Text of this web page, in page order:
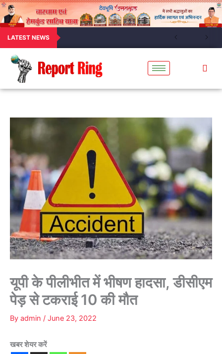
LATEST NEWS
यूपी के पीलीभीत में भीषण हादसा, डीसीएम
पेड़ से टकराई 10 की मौत
By admin / June 23, 2022
खबर शेयर करें